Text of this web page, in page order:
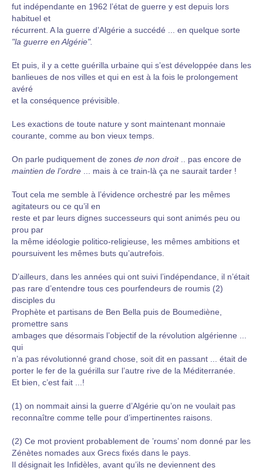
fut indépendante en 1962 l’état de guerre y est depuis lors
habituel et
récurrent. A la guerre d’Algérie a succédé ... en quelque sorte
"la guerre en Algérie".
Et puis, il y a cette guérilla urbaine qui s’est développée dans les
banlieues de nos villes et qui en est à la fois le prolongement
avéré
et la conséquence prévisible.
Les exactions de toute nature y sont maintenant monnaie
courante, comme au bon vieux temps.
On parle pudiquement de zones de non droit.. pas encore de
maintien de l’ordre ... mais à ce train-là ça ne saurait tarder !
Tout cela me semble à l’évidence orchestré par les mêmes
agitateurs ou ce qu’il en
reste et par leurs dignes successeurs qui sont animés peu ou
prou par
la même idéologie politico-religieuse, les mêmes ambitions et
poursuivent les mêmes buts qu’autrefois.
D’ailleurs, dans les années qui ont suivi l’indépendance, il n’était
pas rare d’entendre tous ces pourfendeurs de roumis (2)
disciples du
Prophète et partisans de Ben Bella puis de Boumediène,
promettre sans
ambages que désormais l’objectif de la révolution algérienne ...
qui
n’a pas révolutionné grand chose, soit dit en passant ... était de
porter le fer de la guérilla sur l’autre rive de la Méditerranée.
Et bien, c’est fait ...!
(1) on nommait ainsi la guerre d’Algérie qu’on ne voulait pas
reconnaître comme telle pour d’impertinentes raisons.
(2) Ce mot provient probablement de ’roums’ nom donné par les
Zénètes nomades aux Grecs fixés dans le pays.
Il désignait les Infidèles, avant qu’ils ne deviennent des